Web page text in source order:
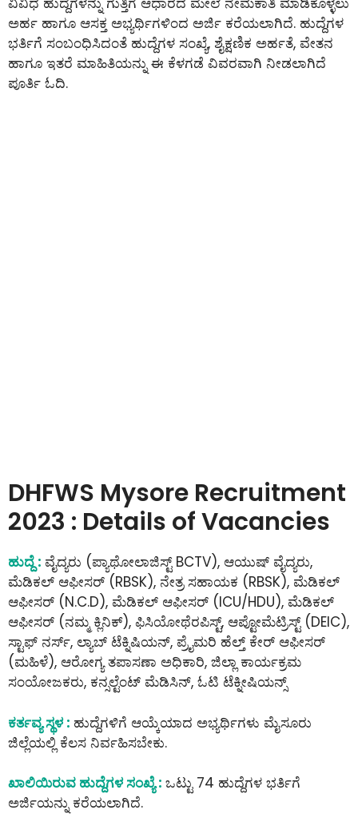
ಅರ್ಹ ಹಾಗೂ ಆಸಕ್ತ ಅಭ್ಯರ್ಥಿಗಳಿಂದ ಅರ್ಜಿ ಕರೆಯಲಾಗಿದೆ. ಹುದ್ದೆಗಳ
ಭರ್ತಿಗೆ ಸಂಬಂಧಿಸಿದಂತೆ ಹುದ್ದೆಗಳ ಸಂಖ್ಯೆ, ಶೈಕ್ಷಣಿಕ ಅರ್ಹತೆ, ವೇತನ
ಹಾಗೂ ಇತರೆ ಮಾಹಿತಿಯನ್ನು ಈ ಕೆಳಗಡೆ ವಿವರವಾಗಿ ನೀಡಲಾಗಿದೆ
ಪೂರ್ತಿ ಓದಿ.
DHFWS Mysore Recruitment
2023 : Details of Vacancies
ಹುದ್ದೆ : ವೈದ್ಯರು (ಪ್ಯಾಥೋಲಾಜಿಸ್ಟ್ BCTV), ಆಯುಷ್ ವೈದ್ಯರು,
ಮೆಡಿಕಲ್ ಆಫೀಸರ್ (RBSK), ನೇತ್ರ ಸಹಾಯಕ (RBSK), ಮೆಡಿಕಲ್
ಆಫೀಸರ್ (N.C.D), ಮೆಡಿಕಲ್ ಆಫೀಸರ್ (ICU/HDU), ಮೆಡಿಕಲ್
ಆಫೀಸರ್ (ನಮ್ಮ ಕ್ಲಿನಿಕ್), ಫಿಸಿಯೋಥೆರಪಿಸ್ಟ್, ಆಪ್ಟೋಮೆಟ್ರಿಸ್ಟ್ (DEIC),
ಸ್ಟಾಫ್ ನರ್ಸ್, ಲ್ಯಾಬ್ ಟೆಕ್ನಿಷಿಯನ್, ಪ್ರೈಮರಿ ಹೆಲ್ತ್ ಕೇರ್ ಆಫೀಸರ್
(ಮಹಿಳೆ), ಆರೋಗ್ಯ ತಪಾಸಣಾ ಅಧಿಕಾರಿ, ಜಿಲ್ಲಾ ಕಾರ್ಯಕ್ರಮ
ಸಂಯೋಜಕರು, ಕನ್ಸಲ್ಟೆಂಟ್ ಮೆಡಿಸಿನ್, ಓಟಿ ಟೆಕ್ನೀಷಿಯನ್ಸ್
ಕರ್ತವ್ಯ ಸ್ಥಳ : ಹುದ್ದೆಗಳಿಗೆ ಆಯ್ಕೆಯಾದ ಅಭ್ಯರ್ಥಿಗಳು ಮೈಸೂರು
ಜಿಲ್ಲೆಯಲ್ಲಿ ಕೆಲಸ ನಿರ್ವಹಿಸಬೇಕು.
ಖಾಲಿಯಿರುವ ಹುದ್ದೆಗಳ ಸಂಖ್ಯೆ : ಒಟ್ಟು 74 ಹುದ್ದೆಗಳ ಭರ್ತಿಗೆ
ಅರ್ಜಿಯನ್ನು ಕರೆಯಲಾಗಿದೆ.